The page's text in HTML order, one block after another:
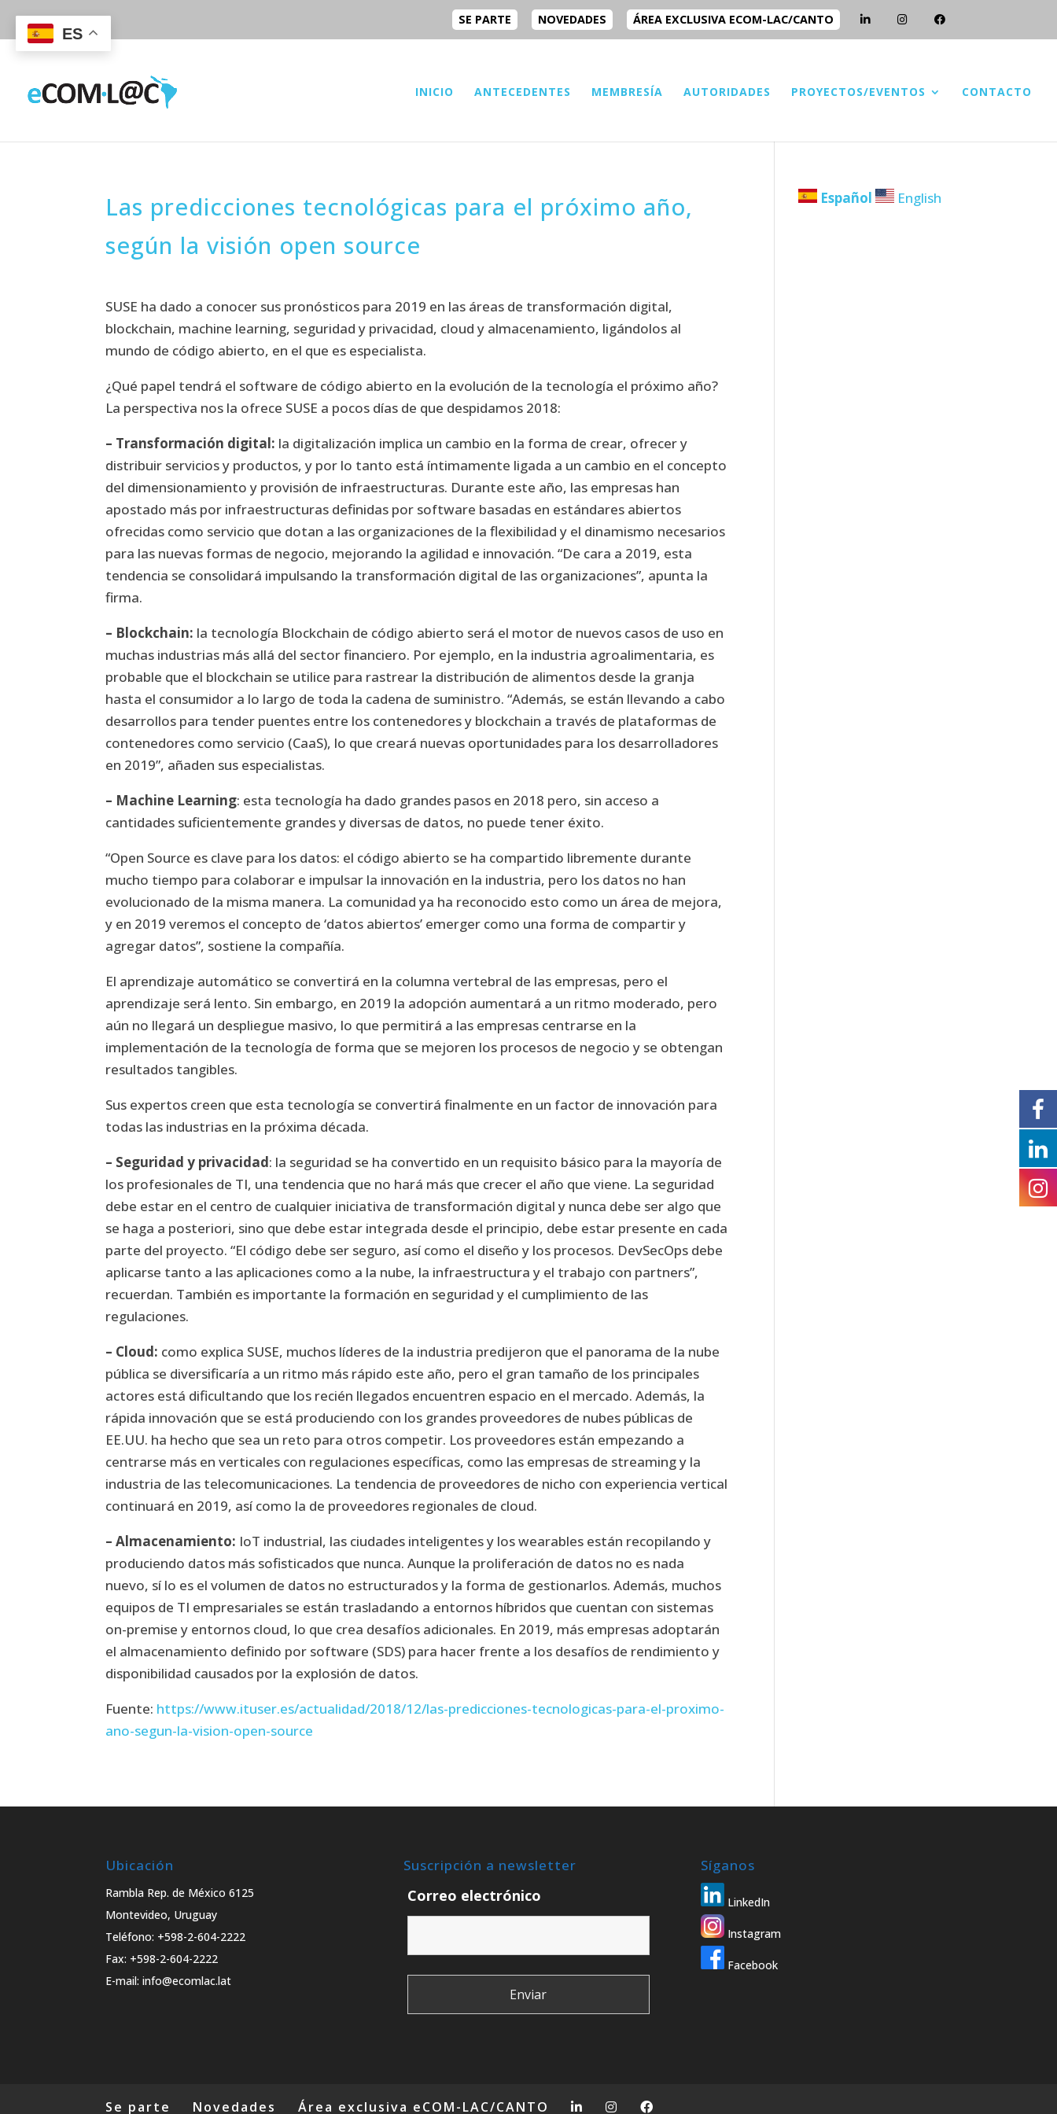
SE PARTE NOVEDADES ÁREA EXCLUSIVA ECOM-LAC/CANTO
INICIO ANTECEDENTES MEMBRESÍA AUTORIDADES PROYECTOS/EVENTOS CONTACTO
Las predicciones tecnológicas para el próximo año,
según la visión open source
SUSE ha dado a conocer sus pronósticos para 2019 en las áreas de transformación digital,
blockchain, machine learning, seguridad y privacidad, cloud y almacenamiento, ligándolos al
mundo de código abierto, en el que es especialista.
¿Qué papel tendrá el software de código abierto en la evolución de la tecnología el próximo año?
La perspectiva nos la ofrece SUSE a pocos días de que despidamos 2018:
– Transformación digital: la digitalización implica un cambio en la forma de crear, ofrecer y
distribuir servicios y productos, y por lo tanto está íntimamente ligada a un cambio en el concepto
del dimensionamiento y provisión de infraestructuras. Durante este año, las empresas han
apostado más por infraestructuras definidas por software basadas en estándares abiertos
ofrecidas como servicio que dotan a las organizaciones de la flexibilidad y el dinamismo necesarios
para las nuevas formas de negocio, mejorando la agilidad e innovación. “De cara a 2019, esta
tendencia se consolidará impulsando la transformación digital de las organizaciones”, apunta la
firma.
– Blockchain: la tecnología Blockchain de código abierto será el motor de nuevos casos de uso en
muchas industrias más allá del sector financiero. Por ejemplo, en la industria agroalimentaria, es
probable que el blockchain se utilice para rastrear la distribución de alimentos desde la granja
hasta el consumidor a lo largo de toda la cadena de suministro. “Además, se están llevando a cabo
desarrollos para tender puentes entre los contenedores y blockchain a través de plataformas de
contenedores como servicio (CaaS), lo que creará nuevas oportunidades para los desarrolladores
en 2019”, añaden sus especialistas.
– Machine Learning: esta tecnología ha dado grandes pasos en 2018 pero, sin acceso a
cantidades suficientemente grandes y diversas de datos, no puede tener éxito.
“Open Source es clave para los datos: el código abierto se ha compartido libremente durante
mucho tiempo para colaborar e impulsar la innovación en la industria, pero los datos no han
evolucionado de la misma manera. La comunidad ya ha reconocido esto como un área de mejora,
y en 2019 veremos el concepto de ‘datos abiertos’ emerger como una forma de compartir y
agregar datos”, sostiene la compañía.
El aprendizaje automático se convertirá en la columna vertebral de las empresas, pero el
aprendizaje será lento. Sin embargo, en 2019 la adopción aumentará a un ritmo moderado, pero
aún no llegará un despliegue masivo, lo que permitirá a las empresas centrarse en la
implementación de la tecnología de forma que se mejoren los procesos de negocio y se obtengan
resultados tangibles.
Sus expertos creen que esta tecnología se convertirá finalmente en un factor de innovación para
todas las industrias en la próxima década.
– Seguridad y privacidad: la seguridad se ha convertido en un requisito básico para la mayoría de
los profesionales de TI, una tendencia que no hará más que crecer el año que viene. La seguridad
debe estar en el centro de cualquier iniciativa de transformación digital y nunca debe ser algo que
se haga a posteriori, sino que debe estar integrada desde el principio, debe estar presente en cada
parte del proyecto. “El código debe ser seguro, así como el diseño y los procesos. DevSecOps debe
aplicarse tanto a las aplicaciones como a la nube, la infraestructura y el trabajo con partners”,
recuerdan. También es importante la formación en seguridad y el cumplimiento de las
regulaciones.
– Cloud: como explica SUSE, muchos líderes de la industria predijeron que el panorama de la nube
pública se diversificaría a un ritmo más rápido este año, pero el gran tamaño de los principales
actores está dificultando que los recién llegados encuentren espacio en el mercado. Además, la
rápida innovación que se está produciendo con los grandes proveedores de nubes públicas de
EE.UU. ha hecho que sea un reto para otros competir. Los proveedores están empezando a
centrarse más en verticales con regulaciones específicas, como las empresas de streaming y la
industria de las telecomunicaciones. La tendencia de proveedores de nicho con experiencia vertical
continuará en 2019, así como la de proveedores regionales de cloud.
– Almacenamiento: IoT industrial, las ciudades inteligentes y los wearables están recopilando y
produciendo datos más sofisticados que nunca. Aunque la proliferación de datos no es nada
nuevo, sí lo es el volumen de datos no estructurados y la forma de gestionarlos. Además, muchos
equipos de TI empresariales se están trasladando a entornos híbridos que cuentan con sistemas
on-premise y entornos cloud, lo que crea desafíos adicionales. En 2019, más empresas adoptarán
el almacenamiento definido por software (SDS) para hacer frente a los desafíos de rendimiento y
disponibilidad causados por la explosión de datos.
Fuente: https://www.ituser.es/actualidad/2018/12/las-predicciones-tecnologicas-para-el-proximo-
ano-segun-la-vision-open-source
Español English
Ubicación
Rambla Rep. de México 6125
Montevideo, Uruguay
Teléfono: +598-2-604-2222
Fax: +598-2-604-2222
E-mail: info@ecomlac.lat
Suscripción a newsletter
Correo electrónico
Síganos
LinkedIn
Instagram
Facebook
Se parte Novedades Área exclusiva eCOM-LAC/CANTO
ES